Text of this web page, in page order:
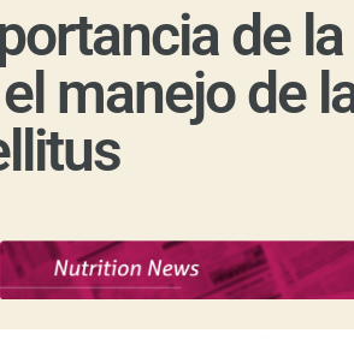
de
manejo de